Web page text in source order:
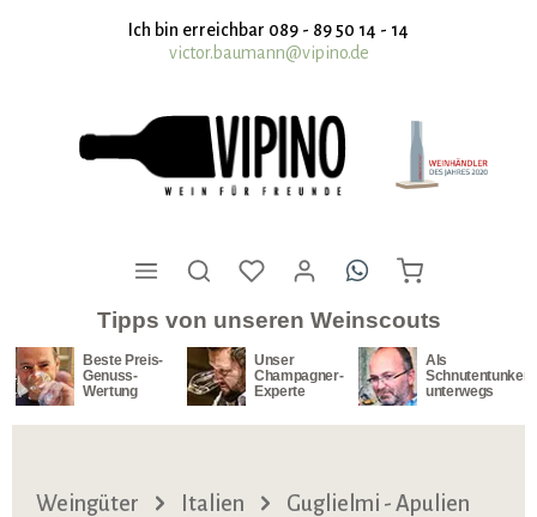
springenIch bin erreichbar 089 - 89 50 14 - 14
victor.baumann@vipino.de
Tipps von unseren Weinscouts
Beste Preis-
Genuss-
Wertung
Unser
Champagner-
Experte
Als
Schnutentunker
unterwegs
Weingüter Italien Guglielmi - Apulien